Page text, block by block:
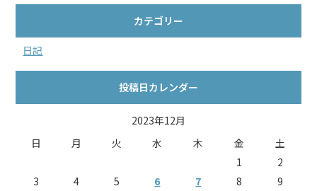
カテゴリー
日記
投稿日カレンダー
2023年12月
日
月 火 水 木 金
土
1
2
3
4 5 6 7 8 9